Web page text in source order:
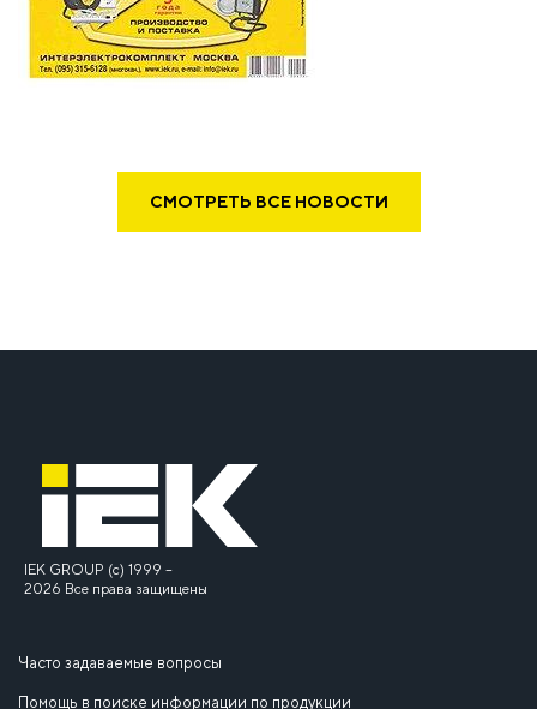
СМОТРЕТЬ ВСЕ НОВОСТИ
IEK GROUP (c) 1999 –
2026 Все права защищены
Часто задаваемые вопросы
Помощь в поиске информации по продукции